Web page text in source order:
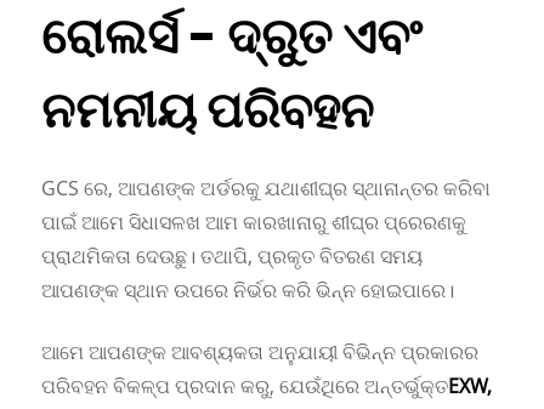
ରୋଲର୍ସ - ଦ୍ରୁତ ଏବଂ
ନମନୀୟ ପରିବହନ
GCS ରେ, ଆପଣଙ୍କ ଅର୍ଡରକୁ ଯଥାଶୀଘ୍ର ସ୍ଥାନାନ୍ତର କରିବା
ପାଇଁ ଆମେ ସିଧାସଳଖ ଆମ କାରଖାନାରୁ ଶୀଘ୍ର ପ୍ରେରଣକୁ
ପ୍ରାଥମିକତା ଦେଉଛୁ। ତଥାପି, ପ୍ରକୃତ ବିତରଣ ସମୟ
ଆପଣଙ୍କ ସ୍ଥାନ ଉପରେ ନିର୍ଭର କରି ଭିନ୍ନ ହୋଇପାରେ।
ଆମେ ଆପଣଙ୍କ ଆବଶ୍ୟକତା ଅନୁଯାୟୀ ବିଭିନ୍ନ ପ୍ରକାରର
ପରିବହନ ବିକଳ୍ପ ପ୍ରଦାନ କରୁ, ଯେଉଁଥିରେ ଅନ୍ତର୍ଭୁକ୍ତEXW,